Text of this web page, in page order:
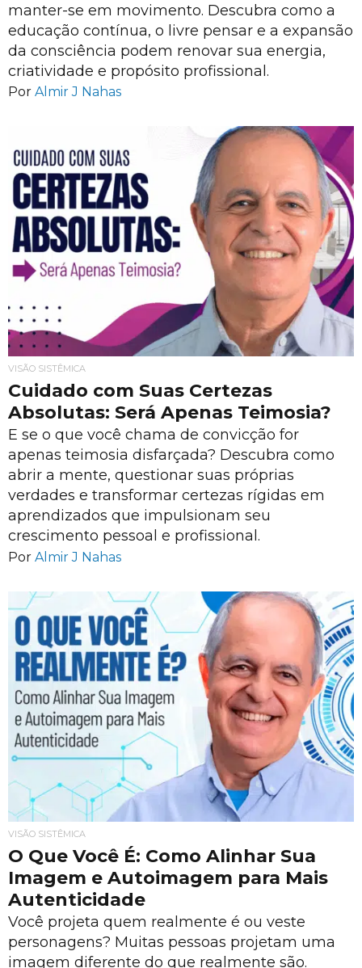
manter-se em movimento. Descubra como a
educação contínua, o livre pensar e a expansão
da consciência podem renovar sua energia,
criatividade e propósito profissional.
Por Almir J Nahas
VISÃO SISTÊMICA
Cuidado com Suas Certezas
Absolutas: Será Apenas Teimosia?
E se o que você chama de convicção for
apenas teimosia disfarçada? Descubra como
abrir a mente, questionar suas próprias
verdades e transformar certezas rígidas em
aprendizados que impulsionam seu
crescimento pessoal e profissional.
Por Almir J Nahas
VISÃO SISTÊMICA
O Que Você É: Como Alinhar Sua
Imagem e Autoimagem para Mais
Autenticidade
Você projeta quem realmente é ou veste
personagens? Muitas pessoas projetam uma
imagem diferente do que realmente são.